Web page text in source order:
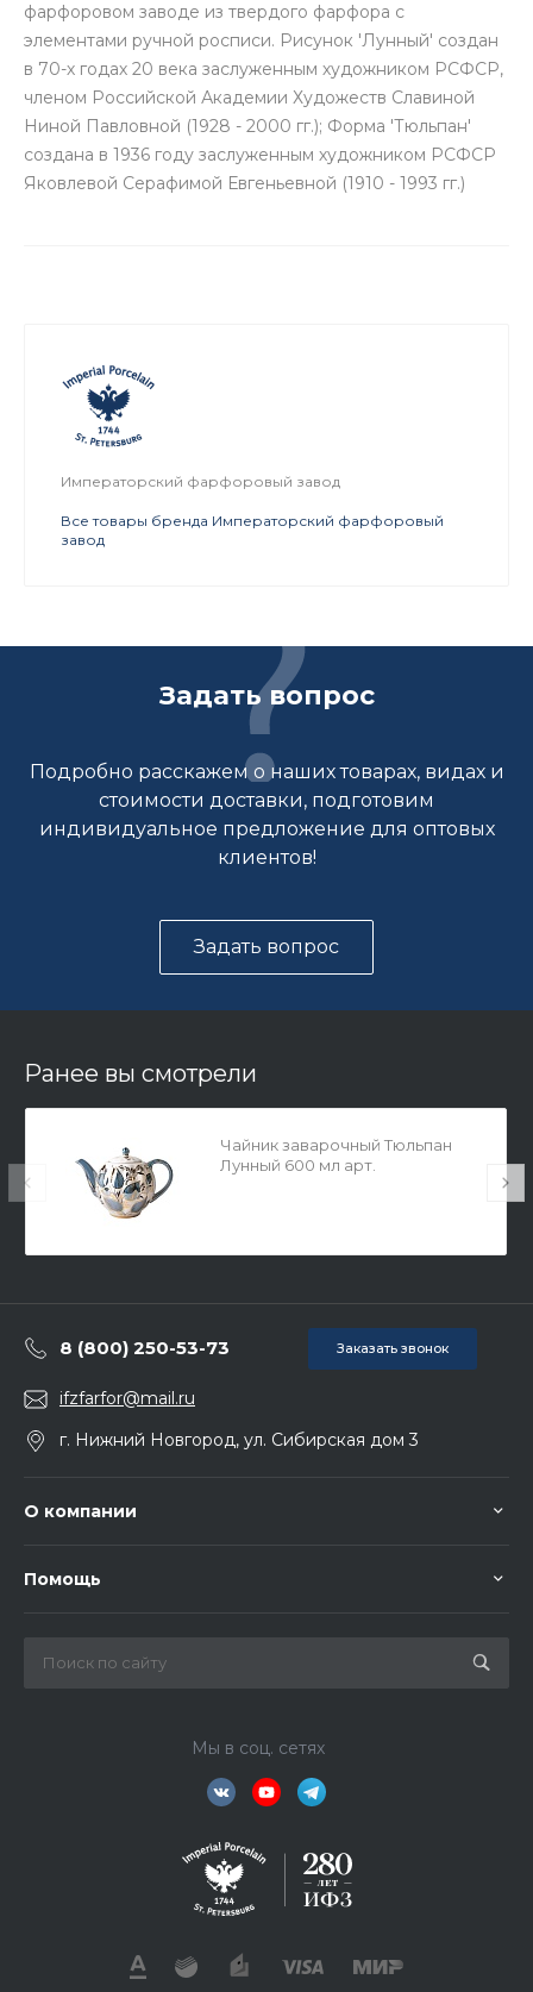
фарфоровом заводе из твердого фарфора с
элементами ручной росписи. Рисунок 'Лунный' создан
в 70-х годах 20 века заслуженным художником РСФСР,
членом Российской Академии Художеств Славиной
Ниной Павловной (1928 - 2000 гг.); Форма 'Тюльпан'
создана в 1936 году заслуженным художником РСФСР
Яковлевой Серафимой Евгеньевной (1910 - 1993 гг.)
Императорский фарфоровый завод
Все товары бренда Императорский фарфоровый
завод
Задать вопрос
Подробно расскажем о наших товарах, видах и
стоимости доставки, подготовим
индивидуальное предложение для оптовых
клиентов!
Задать вопрос
Ранее вы смотрели
Чайник заварочный Тюльпан
Лунный 600 мл арт.
8 (800) 250-53-73 Заказать звонок
ifzfarfor@mail.ru
г. Нижний Новгород, ул. Сибирская дом 3
О компании
Помощь
Мы в соц. сетях